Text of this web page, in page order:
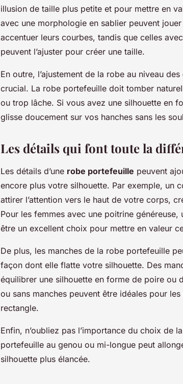
illusion de taille plus petite et pour mettre en
avec une morphologie en sablier peuvent
accentuer leurs courbes, tandis que celles
peuvent l’ajuster pour créer une taille.
En outre, l’ajustement de la robe au niveau des
crucial. La robe portefeuille doit tomber
ou trop lâche. Si vous avez une silhouette en
glisse doucement sur vos hanches sans les
Les détails qui font toute la
Les détails d’une robe portefeuille peuvent
encore plus votre silhouette. Par exemple, un
attirer l’attention vers le haut de votre corps,
Pour les femmes avec une poitrine
être un excellent choix pour mettre en valeur
De plus, les manches de la robe portefeuille
façon dont elle flatte votre silhouette. Des
équilibrer une silhouette en forme de poire ou
ou sans manches peuvent être idéales pour
rectangle.
Enfin, n’oubliez pas l’importance du choix de
portefeuille au genou ou mi-longue peut
silhouette plus élancée.